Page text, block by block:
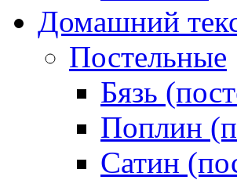
Домашний
Постельные
Бязь
Поплин
Сатин